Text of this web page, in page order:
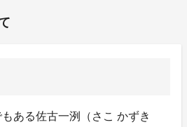
ある佐古一洌（さこ かずき